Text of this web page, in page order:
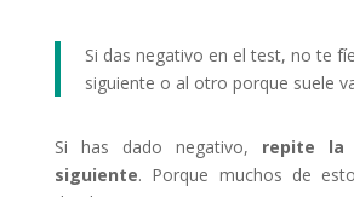
Si das negativo en el test, no te
siguiente o al otro porque suele
Si has dado negativo, repite la
siguiente. Porque muchos de